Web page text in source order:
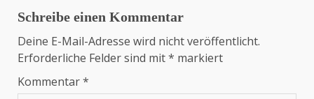
Schreibe einen Kommentar
Deine E-Mail-Adresse wird nicht veröffentlicht.
Erforderliche Felder sind mit* markiert
Kommentar*